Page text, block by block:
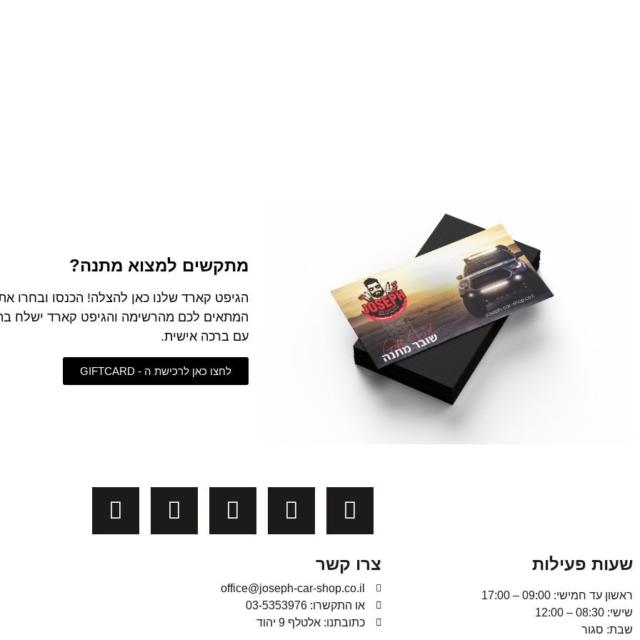
מתקשים למצוא מתנה?
הגיפט קארד שלנו כאן להצלה! הכנסו ובחרו
המתאים לכם מהרשימה והגיפט קארד ישלח
עם ברכה אישית.
לחצו כאן לרכישת ה - GIFTCARD
שעות פעילות
ראשון עד חמישי: 09:00 – 17:00
שישי: 08:30 – 12:00
שבת: סגור
צרו קשר
office@joseph-car-shop.co.il
או התקשרו: 03-5353976
כתובתנו: אלטלף 9 יהוד